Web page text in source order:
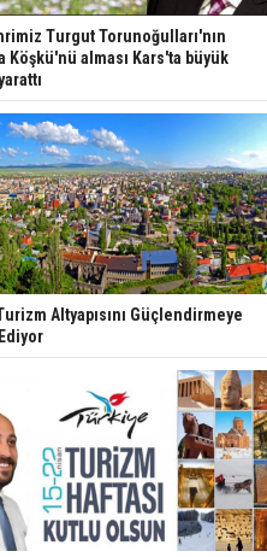
Turgut Torunoğulları'nın
Köşkü'nü alması Kars'ta büyük
Altyapısını Güçlendirmeye